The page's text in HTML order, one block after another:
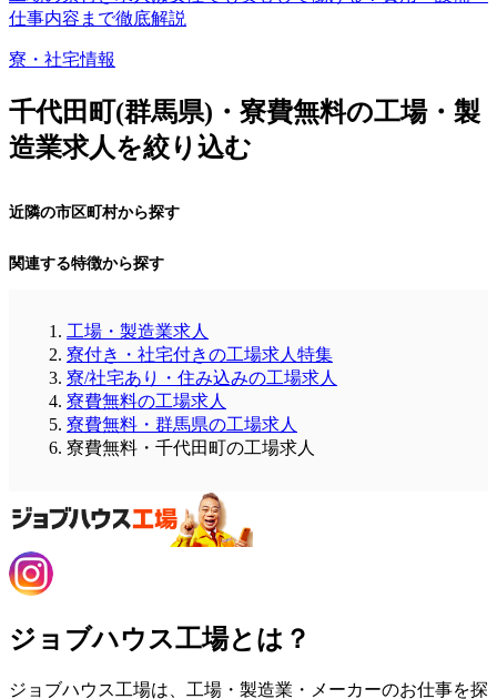
仕事内容まで徹底解説
寮・社宅情報
千代田町(群馬県)・寮費無料の工場・製
造業求人を絞り込む
近隣の市区町村から探す
関連する特徴から探す
工場・製造業求人
寮付き・社宅付きの工場求人特集
寮/社宅あり・住み込みの工場求人
寮費無料の工場求人
寮費無料・群馬県の工場求人
寮費無料・千代田町の工場求人
ジョブハウス工場とは？
ジョブハウス工場は、工場・製造業・メーカーのお仕事を探